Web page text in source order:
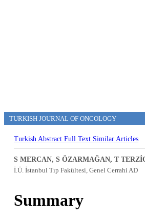
TURKISH JOURNAL OF ONCOLOGY
Turkish AbstractFull Text Similar Articles
S MERCAN, S ÖZARMAĞAN, T
İ.Ü. İstanbul Tıp Fakültesi, Genel Cerrahi AD
Summary